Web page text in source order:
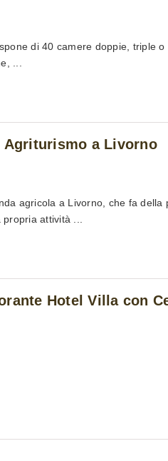
di 40 camere doppie, triple
...
Agriturismo a Livorno
agricola a Livorno, che fa della
attività ...
Hotel Villa con